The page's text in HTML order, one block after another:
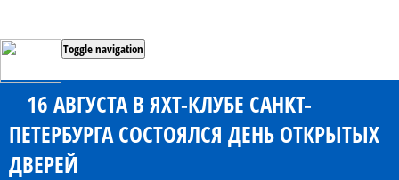
Toggle navigation
16 АВГУСТА В ЯХТ-КЛУБЕ САНКТ-
ПЕТЕРБУРГА СОСТОЯЛСЯ ДЕНЬ ОТКРЫТЫХ
ДВЕРЕЙ